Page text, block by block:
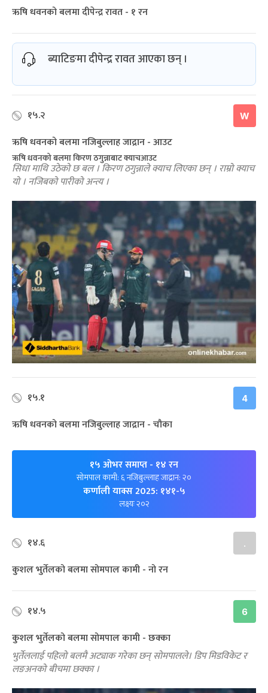
ऋषि धवनको बलमा दीपेन्द्र रावत - १ रन
ब्याटिङमा दीपेन्द्र रावत आएका छन् ।
१५.२ W
ऋषि धवनको बलमा नजिबुल्लाह जाद्रान - आउट
ऋषि धवनको बलमा किरण ठगुन्नाबाट क्याचआउट
सिधा माथि उठेको छ बल । किरण ठगुन्नाले क्याच लिएका छन् । राम्रो क्याच
यो । नजिबको पारीको अन्त्य ।
१५.१ 4
ऋषि धवनको बलमा नजिबुल्लाह जाद्रान - चौका
१५ ओभर समाप्त- १४ रन
सोमपाल कामी: ६ नजिबुल्लाह जाद्रान: २०
कर्णाली याक्स 2025: १४१-५
लक्ष्यः २०२
१४.६ .
कुशल भुर्तेलको बलमा सोमपाल कामी - नो रन
१४.५ 6
कुशल भुर्तेलको बलमा सोमपाल कामी - छक्का
भुर्तेललाई पहिलो बलमै अट्याक गरेका छन् सोमपालले। डिप मिडविकेट र
लङअनको बीचमा छक्का ।